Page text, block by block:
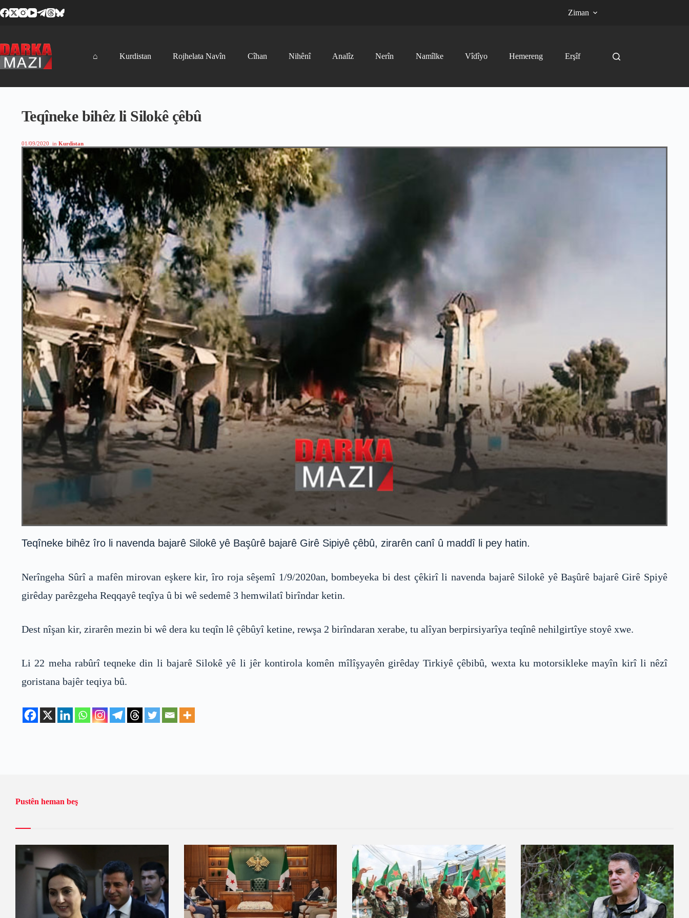
to
Ziman
⌂ Kurdistan Rojhelata Navîn Cîhan Nihênî Analîz Nerîn Namîlke Vîdîyo Hemereng Erşîf
Teqîneke bihêz li Silokê çêbû
01/09/2020 in Kurdistan
Teqîneke bihêz îro li navenda bajarê Silokê yê Başûrê bajarê Girê Sipiyê çêbû, zirarên canî û maddî li pey hatin.
Nerîngeha Sûrî a mafên mirovan eşkere kir, îro roja sêşemî 1/9/2020an, bombeyeka bi dest çêkirî li navenda bajarê Silokê yê Başûrê bajarê Girê Spiyê
girêday parêzgeha Reqqayê teqîya û bi wê sedemê 3 hemwilatî birîndar ketin.
Dest nîşan kir, zirarên mezin bi wê dera ku teqîn lê çêbûyî ketine, rewşa 2 birîndaran xerabe, tu alîyan berpirsiyarîya teqînê nehilgirtîye stoyê xwe.
Li 22 meha rabûrî teqneke din li bajarê Silokê yê li jêr kontirola komên mîlîşyayên girêday Tirkiyê çêbibû, wexta ku motorsikleke mayîn kirî li nêzî
goristana bajêr teqiya bû.
Pustên heman beş